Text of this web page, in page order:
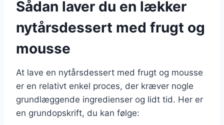
Sådan laver du en lækker
nytårsdessert med frugt og
mousse
At lave en nytårsdessert med frugt og mousse
er en relativt enkel proces, der kræver nogle
grundlæggende ingredienser og lidt tid. Her er
en grundopskrift, du kan følge: